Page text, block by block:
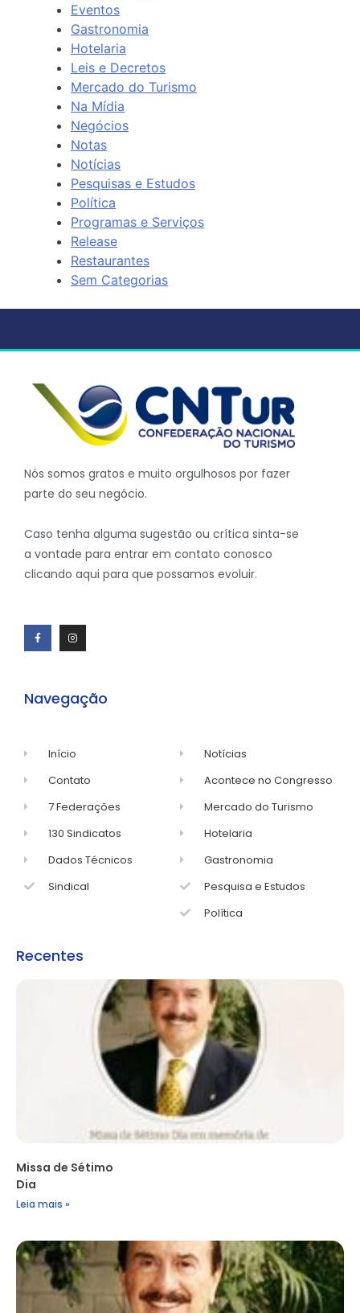
Eventos
Gastronomia
Hotelaria
Leis e Decretos
Mercado do Turismo
Na Mídia
Negócios
Notas
Notícias
Pesquisas e Estudos
Política
Programas e Serviços
Release
Restaurantes
Sem Categorias
Nós somos gratos e muito orgulhosos por fazer
parte do seu negócio.
Caso tenha alguma sugestão ou crítica sinta-se
a vontade para entrar em contato conosco
clicando aqui para que possamos evoluir.
Navegação
Início
Contato
7 Federações
130 Sindicatos
Dados Técnicos
Sindical
Notícias
Acontece no Congresso
Mercado do Turismo
Hotelaria
Gastronomia
Pesquisa e Estudos
Política
Recentes
Missa de Sétimo
Dia
Leia mais »